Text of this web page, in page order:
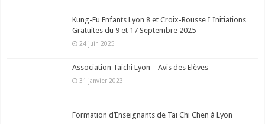
Kung-Fu Enfants Lyon 8 et Croix-Rousse I Initiations
Gratuites du 9 et 17 Septembre 2025
24 juin 2025
Association Taichi Lyon – Avis des Elèves
31 janvier 2023
Formation d’Enseignants de Tai Chi Chen à Lyon